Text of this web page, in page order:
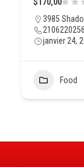
3985
2106220256
janvier 24,
Food